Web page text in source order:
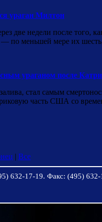
ураган Милтон
две недели после того,
по меньшей мере их
ураганом после
стал самым
часть США со
| Все
632-17-19. Факс: (495) 632-